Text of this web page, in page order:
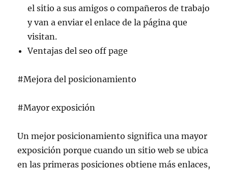
el sitio a sus amigos o compañeros de trabajo
y van a enviar el enlace de la página que
visitan.
Ventajas del seo off page
#Mejora del posicionamiento
#Mayor exposición
Un mejor posicionamiento significa una mayor
exposición porque cuando un sitio web se ubica
en las primeras posiciones obtiene más enlaces,